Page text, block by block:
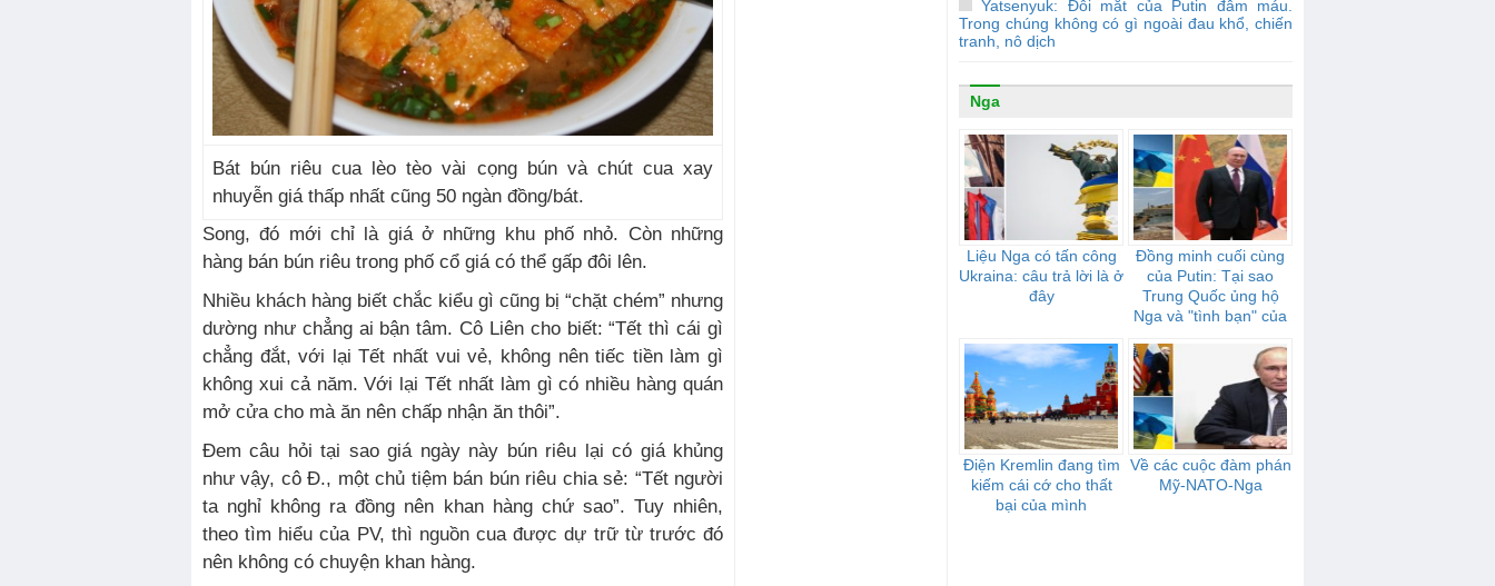
Bát bún riêu cua lèo tèo vài cọng bún và chút cua xay
nhuyễn giá thấp nhất cũng 50 ngàn đồng/bát.
Song, đó mới chỉ là giá ở những khu phố nhỏ. Còn những
hàng bán bún riêu trong phố cổ giá có thể gấp đôi lên.
Nhiều khách hàng biết chắc kiểu gì cũng bị “chặt chém” nhưng
dường như chẳng ai bận tâm. Cô Liên cho biết: “Tết thì cái gì
chẳng đắt, với lại Tết nhất vui vẻ, không nên tiếc tiền làm gì
không xui cả năm. Với lại Tết nhất làm gì có nhiều hàng quán
mở cửa cho mà ăn nên chấp nhận ăn thôi”.
Đem câu hỏi tại sao giá ngày này bún riêu lại có giá khủng
như vậy, cô Đ., một chủ tiệm bán bún riêu chia sẻ: “Tết người
ta nghỉ không ra đồng nên khan hàng chứ sao”. Tuy nhiên,
theo tìm hiểu của PV, thì nguồn cua được dự trữ từ trước đó
nên không có chuyện khan hàng.
Yatsenyuk: Đôi mắt của Putin đẫm máu.
Trong chúng không có gì ngoài đau khổ, chiến
tranh, nô dịch
Nga
Liệu Nga có tấn công
Ukraina: câu trả lời là ở
đây
Đồng minh cuối cùng
của Putin: Tại sao
Trung Quốc ủng hộ
Nga và "tình bạn" của
Điện Kremlin đang tìm
kiếm cái cớ cho thất
bại của mình
Về các cuộc đàm phán
Mỹ-NATO-Nga